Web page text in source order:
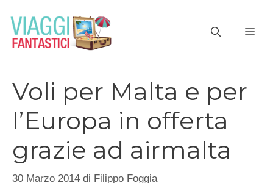
contenuto
Voli per Malta e per
l’Europa in offerta
grazie ad airmalta
30 Marzo 2014 di Filippo Foggia